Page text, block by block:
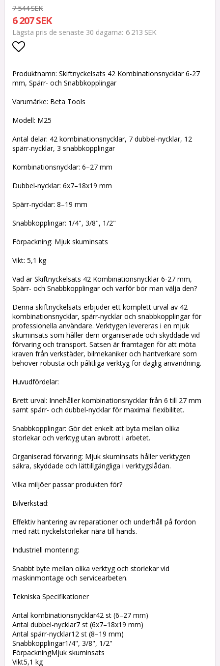
7 544 SEK
6 207 SEK
Lägsta pris de senaste 30 dagarna 6 213 SEK
Produktnamn: Skiftnyckelsats 42 Kombinationsnycklar 6-27
mm, Spärr- och Snabbkopplingar
Varumärke: Beta Tools
Modell: M25
Antal delar: 42 kombinationsnycklar, 7 dubbel-nycklar, 12
spärr-nycklar, 3 snabbkopplingar
Kombinationsnycklar: 6–27 mm
Dubbel-nycklar: 6x7–18x19 mm
Spärr-nycklar: 8–19 mm
Snabbkopplingar: 1/4", 3/8", 1/2"
Förpackning: Mjuk skuminsats
Vikt: 5,1 kg
Vad är Skiftnyckelsats 42 Kombinationsnycklar 6-27 mm,
Spärr- och Snabbkopplingar och varför bör man välja den?
Denna skiftnyckelsats erbjuder ett komplett urval av 42
kombinationsnycklar, spärr-nycklar och snabbkopplingar för
professionella användare. Verktygen levereras i en mjuk
skuminsats som håller dem organiserade och skyddade vid
förvaring och transport. Satsen är framtagen för att möta
kraven från verkstäder, bilmekaniker och hantverkare som
behöver robusta och pålitliga verktyg för daglig användning.
Huvudfördelar:
Brett urval: Innehåller kombinationsnycklar från 6 till 27 mm
samt spärr- och dubbel-nycklar för maximal flexibilitet.
Snabbkopplingar: Gör det enkelt att byta mellan olika
storlekar och verktyg utan avbrott i arbetet.
Organiserad förvaring: Mjuk skuminsats håller verktygen
säkra, skyddade och lättillgängliga i verktygslådan.
Vilka miljöer passar produkten för?
Bilverkstad:
Effektiv hantering av reparationer och underhåll på fordon
med rätt nyckelstorlekar nära till hands.
Industriell montering:
Snabbt byte mellan olika verktyg och storlekar vid
maskinmontage och servicearbeten.
Tekniska Specifikationer
Antal kombinationsnycklar42 st (6–27 mm)
Antal dubbel-nycklar7 st (6x7–18x19 mm)
Antal spärr-nycklar12 st (8–19 mm)
Snabbkopplingar1/4", 3/8", 1/2"
FörpackningMjuk skuminsats
Vikt5,1 kg